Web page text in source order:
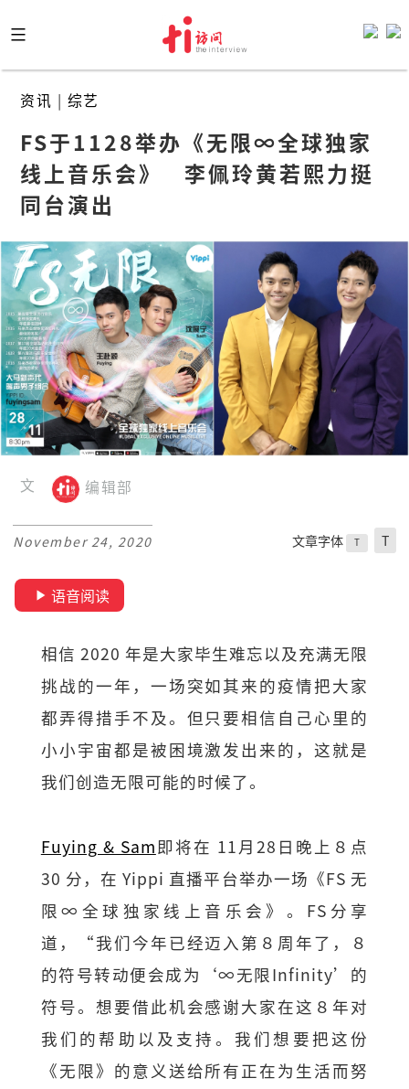
to
content
资讯 | 综艺
FS于1128举办《无限∞全球独家
线上音乐会》   李佩玲黄若熙力挺
同台演出
文 编辑部
November 24, 2020 文章字体 T T
语音阅读
相信 2020 年是大家毕生难忘以及充满无限
挑战的一年，一场突如其来的疫情把大家
都弄得措手不及。但只要相信自己心里的
小小宇宙都是被困境激发出来的，这就是
我们创造无限可能的时候了。
Fuying & Sam即将在 11月28日晚上８点
30 分，在 Yippi 直播平台举办一场《FS 无
限∞全球独家线上音乐会》。FS分享
道，“我们今年已经迈入第８周年了，８
的符号转动便会成为‘∞无限Infinity’的
符号。想要借此机会感谢大家在这８年对
我们的帮助以及支持。我们想要把这份
《无限》的意义送给所有正在为生活而努